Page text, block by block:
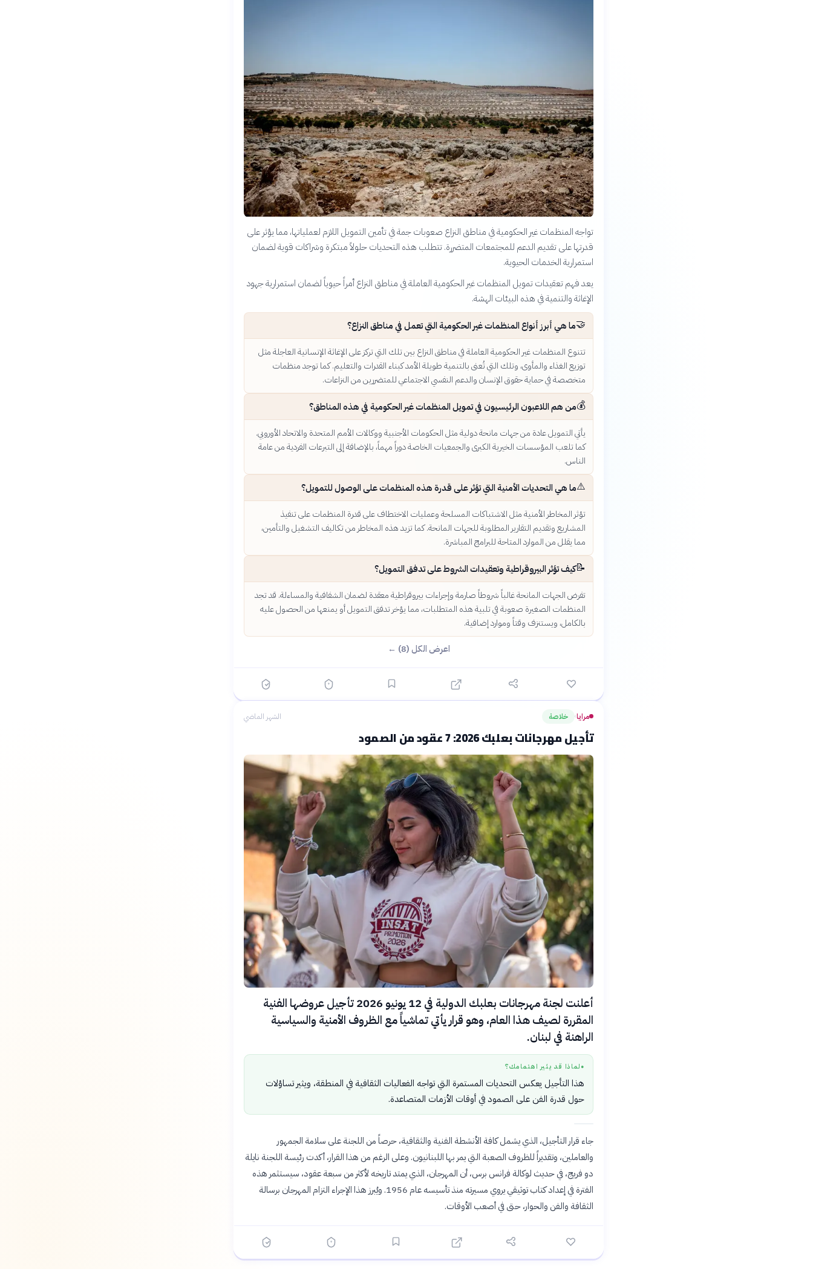
تواجه المنظمات غير الحكومية في مناطق النزاع صعوبات جمة في تأمين التمويل اللازم لعملياتها، مما يؤثر على
قدرتها على تقديم الدعم للمجتمعات المتضررة. تتطلب هذه التحديات حلولاً مبتكرة وشراكات قوية لضمان
استمرارية الخدمات الحيوية.
يعد فهم تعقيدات تمويل المنظمات غير الحكومية العاملة في مناطق النزاع أمراً حيوياً لضمان استمرارية جهود
الإغاثة والتنمية في هذه البيئات الهشة.
🤝ما هي أبرز أنواع المنظمات غير الحكومية التي تعمل في مناطق النزاع؟
تتنوع المنظمات غير الحكومية العاملة في مناطق النزاع بين تلك التي تركز على الإغاثة الإنسانية العاجلة مثل
توزيع الغذاء والمأوى، وتلك التي تُعنى بالتنمية طويلة الأمد كبناء القدرات والتعليم. كما توجد منظمات
متخصصة في حماية حقوق الإنسان والدعم النفسي الاجتماعي للمتضررين من النزاعات.
💰من هم اللاعبون الرئيسيون في تمويل المنظمات غير الحكومية في هذه المناطق؟
يأتي التمويل عادة من جهات مانحة دولية مثل الحكومات الأجنبية ووكالات الأمم المتحدة والاتحاد الأوروبي.
كما تلعب المؤسسات الخيرية الكبرى والجمعيات الخاصة دوراً مهماً، بالإضافة إلى التبرعات الفردية من عامة
الناس.
⚠️ما هي التحديات الأمنية التي تؤثر على قدرة هذه المنظمات على الوصول للتمويل؟
تؤثر المخاطر الأمنية مثل الاشتباكات المسلحة وعمليات الاختطاف على قدرة المنظمات على تنفيذ
المشاريع وتقديم التقارير المطلوبة للجهات المانحة. كما تزيد هذه المخاطر من تكاليف التشغيل والتأمين،
مما يقلل من الموارد المتاحة للبرامج المباشرة.
📝كيف تؤثر البيروقراطية وتعقيدات الشروط على تدفق التمويل؟
تفرض الجهات المانحة غالباً شروطاً صارمة وإجراءات بيروقراطية معقدة لضمان الشفافية والمساءلة. قد تجد
المنظمات الصغيرة صعوبة في تلبية هذه المتطلبات، مما يؤخر تدفق التمويل أو يمنعها من الحصول عليه
بالكامل، ويستنزف وقتاً وموارد إضافية.
اعرض الكل (8) ←
مرايا› خلاصة الشهر الماضي
تأجيل مهرجانات بعلبك 2026: 7 عقود من الصمود
أعلنت لجنة مهرجانات بعلبك الدولية في 12 يونيو 2026 تأجيل عروضها الفنية
المقررة لصيف هذا العام، وهو قرار يأتي تماشياً مع الظروف الأمنية والسياسية
الراهنة في لبنان.
● لماذا قد يثير اهتمامك؟
هذا التأجيل يعكس التحديات المستمرة التي تواجه الفعاليات الثقافية في المنطقة، ويثير تساؤلات
حول قدرة الفن على الصمود في أوقات الأزمات المتصاعدة.
جاء قرار التأجيل، الذي يشمل كافة الأنشطة الفنية والثقافية، حرصاً من اللجنة على سلامة الجمهور
والعاملين، وتقديراً للظروف الصعبة التي يمر بها اللبنانيون. وعلى الرغم من هذا القرار، أكدت رئيسة اللجنة نايلة
دو فريج، في حديث لوكالة فرانس برس، أن المهرجان، الذي يمتد تاريخه لأكثر من سبعة عقود، سيستثمر هذه
الفترة في إعداد كتاب توثيقي يروي مسيرته منذ تأسيسه عام 1956. ويُبرز هذا الإجراء التزام المهرجان برسالة
الثقافة والفن والحوار، حتى في أصعب الأوقات.